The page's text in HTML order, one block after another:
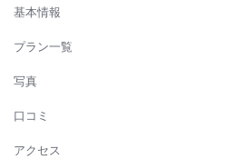
基本情報
プラン一覧
写真
口コミ
アクセス